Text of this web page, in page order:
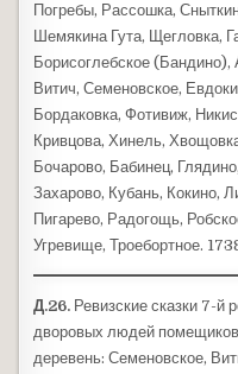
Погребы, Рассошка,
Шемякина Гута, Щегловка,
Борисоглебское
Витич, Семеновское,
Бордаковка, Фотивиж,
Кривцова, Хинель,
Бочарово, Бабинец,
Захарово, Кубань, Кокино,
Пигарево, Радогощь,
Угревище, Троебортное.
Д.26. Ревизские сказки 7-й
дворовых людей
деревень: Семеновское,